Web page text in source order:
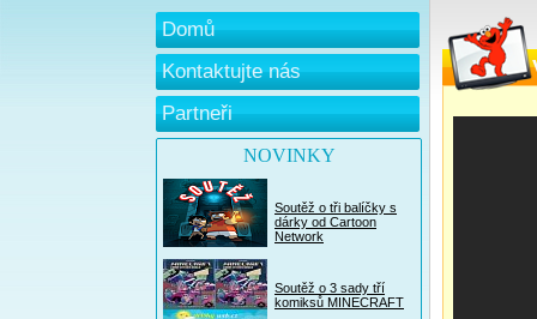
Domů
Kontaktujte nás
Partneři
NOVINKY
Soutěž o tři balíčky s
dárky od Cartoon
Network
Soutěž o 3 sady tří
komiksů MINECRAFT